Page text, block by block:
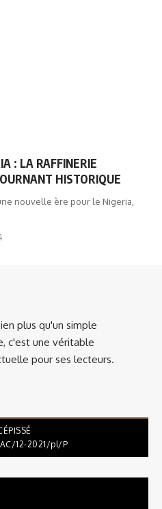
: LA RAFFINERIE
HISTORIQUE
nouvelle ère pour le Nigeria,
plus qu'un simple
c'est une véritable
pour ses lecteurs.
12-2021/pl/P